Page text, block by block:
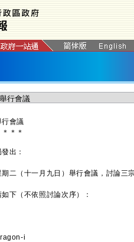
會議
＊ ＊ ＊
出：
（十一月九日）舉行會議，討論三宗
（不依照討論次序）：
i